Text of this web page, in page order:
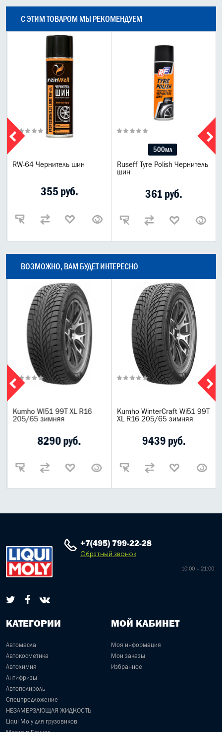
С ЭТИМ ТОВАРОМ МЫ РЕКОМЕНДУЕМ
RW-64 Чернитель шин
355 руб.
500мл
Ruseff Tyre Polish Чернитель
шин
361 руб.
ВОЗМОЖНО, ВАМ БУДЕТ ИНТЕРЕСНО
Kumho WI51 99T XL R16
205/65 зимняя
8290 руб.
Kumho WinterCraft Wi51 99T
XL R16 205/65 зимняя
9439 руб.
+7(495) 799-22-28
Обратный звонок
10:00 – 21:00
КАТЕГОРИИ
Автомасла
Автокосметика
Автохимия
Антифризы
Автополироль
Спецпредложение
НЕЗАМЕРЗАЮЩАЯ ЖИДКОСТЬ
Liqui Moly для грузовиков
МОЙ КАБИНЕТ
Моя информация
Мои заказы
Избранное